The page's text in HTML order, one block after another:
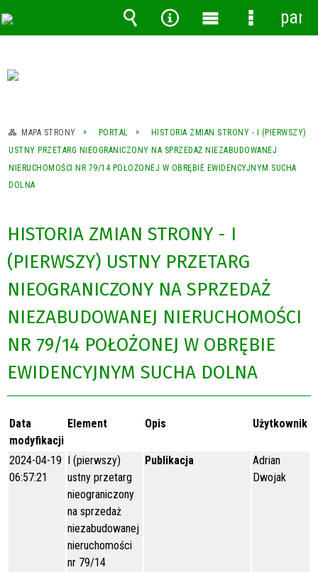
MAPA STRONY PORTAL
HISTORIA ZMIAN STRONY - I (PIERWSZY)
USTNY PRZETARG NIEOGRANICZONY NA SPRZEDAŻ NIEZABUDOWANEJ
NIERUCHOMOŚCI NR 79/14 POŁOŻONEJ W OBRĘBIE EWIDENCYJNYM SUCHA
DOLNA
HISTORIA ZMIAN STRONY - I
(PIERWSZY) USTNY PRZETARG
NIEOGRANICZONY NA SPRZEDAŻ
NIEZABUDOWANEJ NIERUCHOMOŚCI
NR 79/14 POŁOŻONEJ W OBRĘBIE
EWIDENCYJNYM SUCHA DOLNA
Data
modyfikacji
Element Opis Użytkownik
2024-04-19
06:57:21
I (pierwszy)
ustny przetarg
nieograniczony
na sprzedaż
niezabudowanej
nieruchomości
nr 79/14
Publikacja
Adrian
Dwojak
Wyszukiwarka
Narzędzia
MenuMenu